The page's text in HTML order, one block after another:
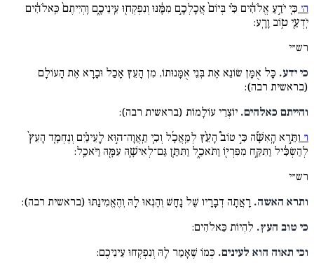
ה׳ כִּ֚י יֹדֵ֣עַ אֱלֹהִ֔ים כִּ֗י בְּיוֹם֙ אֲכָלְכֶ֣ם מִמֶּ֔נּוּ וְנִפְקְח֖וּ עֵֽינֵיכֶ֑ם וִֽהְיִיתֶם֙ כֵּֽאלֹהִ֔ים
יֹֽדְעֵ֖י ט֥וֹב וָרָֽע:
רש״י
כי ידע. כָּל אֻמָּן שׂוֹנֵא אֶת בְּנֵי אֻמָּנוּתוֹ, מִן הָעֵץ אָכַל וּבָרָא אֶת הָעוֹלָם
(בראשית רבה):
והייתם כאלהים. יוֹצְרֵי עוֹלָמוֹת (בראשית רבה):
ו׳ וַתֵּ֣רֶא הָֽאִשָּׁ֡ה כִּ֣י טוֹב֩ הָעֵ֨ץ לְמַֽאֲכָ֜ל וְכִ֧י תַֽאֲוָה־ה֣וּא לָֽעֵינַ֗יִם וְנֶחְמָ֤ד הָעֵץ֙
לְהַשְׂכִּ֔יל וַתִּקַּ֥ח מִפִּרְי֖וֹ וַתֹּאכַ֑ל וַתִּתֵּ֧ן גַּם־לְאִישָׁ֛הּ עִמָּ֖הּ וַיֹּאכַֽל:
רש״י
ותרא האשה. רָאֲתָה דְבָרָיו שֶׁל נָחָשׁ וְהֶנְאוּ לָהּ וְהֶאֱמִינַתּוּ (בראשית רבה):
כי טוב העץ. לִהְיוֹת כֵּאלֹהִים:
וכי תאוה הוא לעינים. כְּמוֹ שֶׁאָמַר לָהּ וְנִפְקְחוּ עֵינֵיכֶם: